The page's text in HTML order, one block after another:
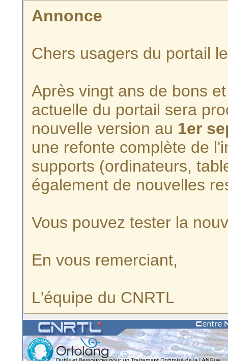
Annonce
Chers usagers du portail
Après vingt ans de bons
actuelle du portail sera
nouvelle version au 1er
une refonte complète de
supports (ordinateurs,
également de nouvelles
Vous pouvez tester la
En vous remerciant,
L'équipe du CNRTL